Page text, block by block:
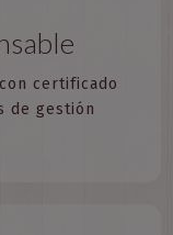
certificado
de gestión